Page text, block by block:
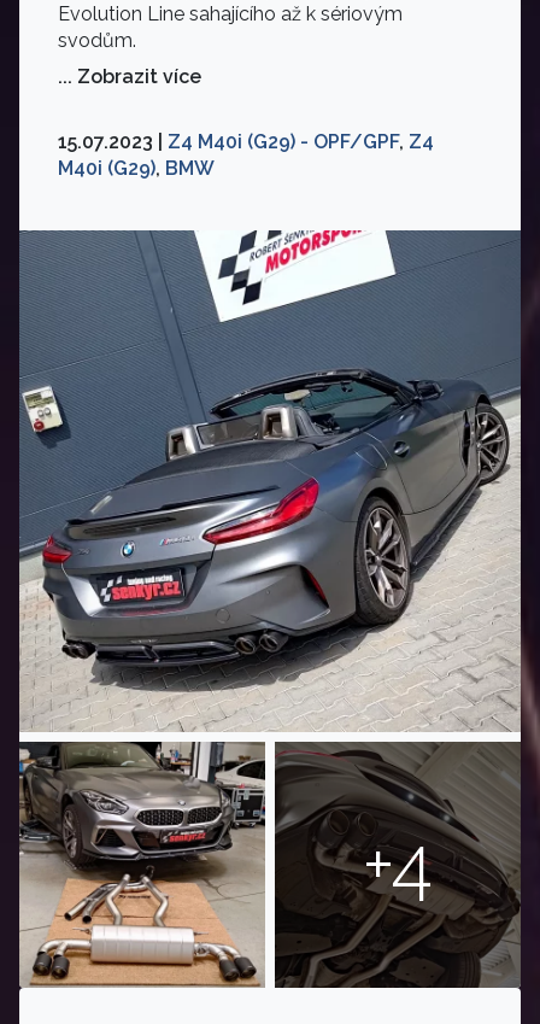
Evolution Line sahajícího až k sériovým
svodům.
... Zobrazit více
15.07.2023 | Z4 M40i (G29) - OPF/GPF, Z4
M40i (G29), BMW
+4